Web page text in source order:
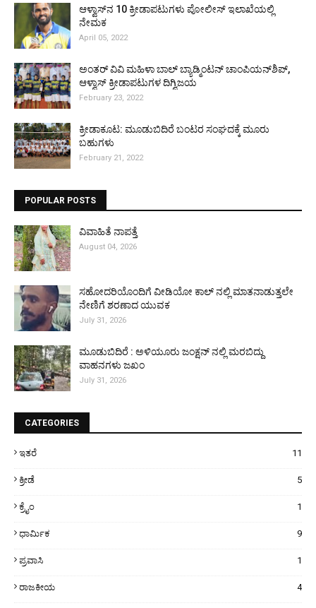
ಆಳ್ವಾಸ್‌ನ 10 ಕ್ರೀಡಾಪಟುಗಳು ಪೋಲೀಸ್ ಇಲಾಖೆಯಲ್ಲಿ
ನೇಮಕ
April 05, 2022
ಅಂತರ್ ವಿವಿ ಮಹಿಳಾ ಬಾಲ್ ಬ್ಯಾಡ್ಮಿಂಟನ್ ಚಾಂಪಿಯನ್‌ಶಿಪ್,
ಆಳ್ವಾಸ್ ಕ್ರೀಡಾಪಟುಗಳ ದಿಗ್ವಿಜಯ
February 23, 2022
ಕ್ರೀಡಾಕೂಟ: ಮೂಡುಬಿದಿರೆ ಬಂಟರ ಸಂಘದಕ್ಕೆ ಮೂರು
ಬಹುಗಳು
February 21, 2022
POPULAR POSTS
ವಿವಾಹಿತೆ ನಾಪತ್ತೆ
August 04, 2026
ಸಹೋದರಿಯೊಂದಿಗೆ ವೀಡಿಯೋ ಕಾಲ್ ನಲ್ಲಿ ಮಾತನಾಡುತ್ತಲೇ
ನೇಣಿಗೆ ಶರಣಾದ ಯುವಕ
July 31, 2026
ಮೂಡುಬಿದಿರೆ : ಅಳಿಯೂರು ಜಂಕ್ಷನ್ ನಲ್ಲಿ ಮರಬಿದ್ದು
ವಾಹನಗಳು ಜಖಂ
July 31, 2026
CATEGORIES
ಇತರೆ 11
ಕ್ರೀಡೆ 5
ಕ್ರೈಂ 1
ಧಾರ್ಮಿಕ 9
ಪ್ರವಾಸಿ 1
ರಾಜಕೀಯ 4